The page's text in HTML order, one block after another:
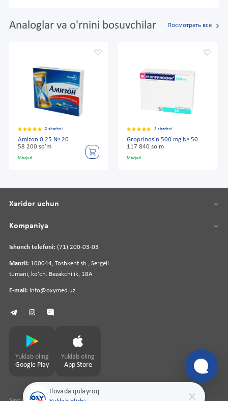
Analoglar va o'rnini bosuvchilar Посмотреть все
2 sharhni
Amizon 0.25 № 20
58 200 so'm
Mavjud
2 sharhni
Groprinosin 500 mg № 50
117 840 so'm
Mavjud
Ilovada qulayroq
Ishonch telefoni: (71) 200-03-03
Manzil: 100044, Toshkent sh., Sergeli
tumani, koʻch. Bezakchilik, 18A
E-mail: info@oxymed.uz
Xaridor uchun
Kompaniya
Yuklab oling
Google Play
Yuklab oling
App Store